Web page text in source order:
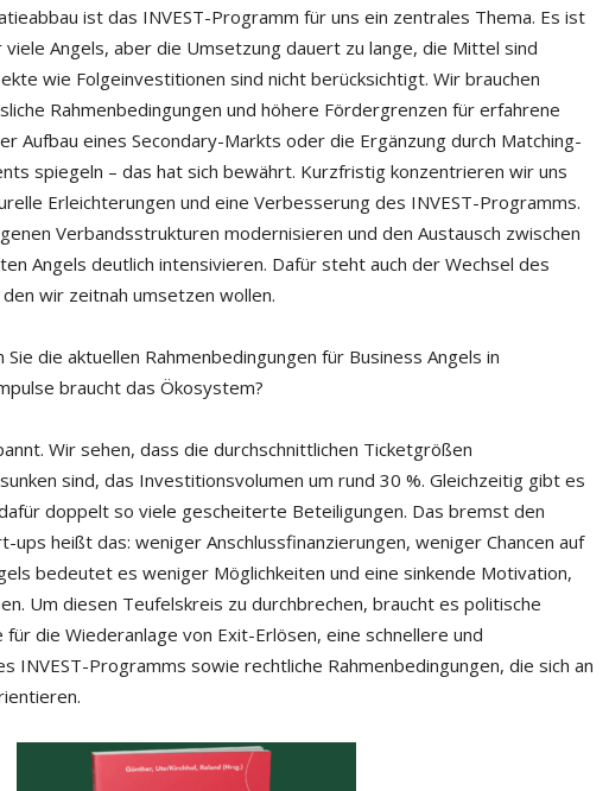
ist das INVEST-Programm für uns ein zentrales Thema. Es ist
Angels, aber die Umsetzung dauert zu lange, die Mittel sind
wie Folgeinvestitionen sind nicht berücksichtigt. Wir brauchen
Rahmenbedingungen und höhere Fördergrenzen für erfahrene
Aufbau eines Secondary-Markts oder die Ergänzung durch Matching-
spiegeln – das hat sich bewährt. Kurzfristig konzentrieren wir uns
Erleichterungen und eine Verbesserung des INVEST-Programms.
Verbandsstrukturen modernisieren und den Austausch zwischen
Angels deutlich intensivieren. Dafür steht auch der Wechsel des
wir zeitnah umsetzen wollen.
die aktuellen Rahmenbedingungen für Business Angels in
braucht das Ökosystem?
Wir sehen, dass die durchschnittlichen Ticketgrößen
sind, das Investitionsvolumen um rund 30 %. Gleichzeitig gibt es
doppelt so viele gescheiterte Beteiligungen. Das bremst den
ups heißt das: weniger Anschlussfinanzierungen, weniger Chancen auf
bedeutet es weniger Möglichkeiten und eine sinkende Motivation,
Um diesen Teufelskreis zu durchbrechen, braucht es politische
die Wiederanlage von Exit-Erlösen, eine schnellere und
INVEST-Programms sowie rechtliche Rahmenbedingungen, die sich an